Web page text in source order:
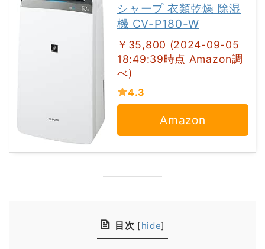
シャープ 衣類乾燥 除湿
機 CV-P180-W
￥35,800 (2024-09-05
18:49:39時点 Amazon調
べ)
4.3
Amazon
目次 [hide]